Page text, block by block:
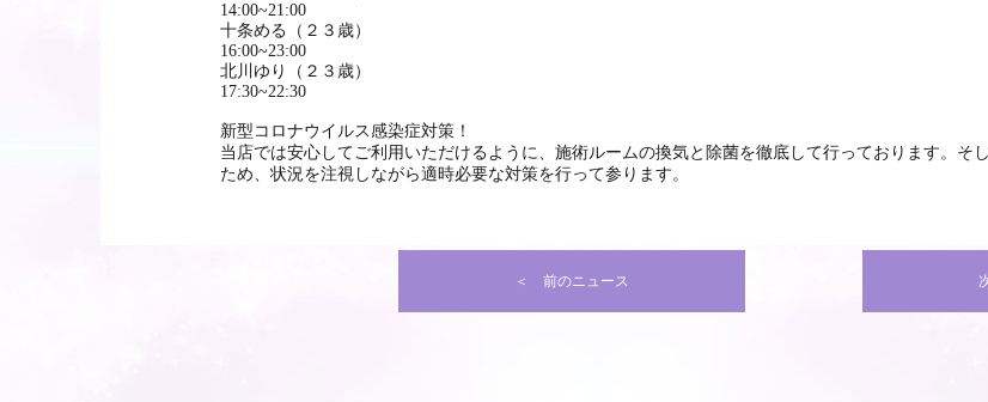
14:00~21:00
十条める（２３歳）
16:00~23:00
北川ゆり（２３歳）
17:30~22:30
新型コロナウイルス感染症対策！
当店では安心してご利用いただけるように、施術ルームの換気と除菌を徹底して行っております。そ
ため、状況を注視しながら適時必要な対策を行って参ります。
＜ 前のニュース